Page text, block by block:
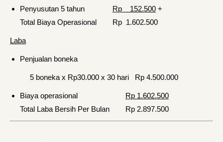
Penyusutan 5 tahun Rp 152.500 +
Total Biaya Operasional Rp 1.602.500
Laba
Penjualan boneka
5 boneka x Rp30.000 x 30 hari Rp 4.500.000
Biaya operasional Rp 1.602.500
Total Laba Bersih Per Bulan Rp 2.897.500